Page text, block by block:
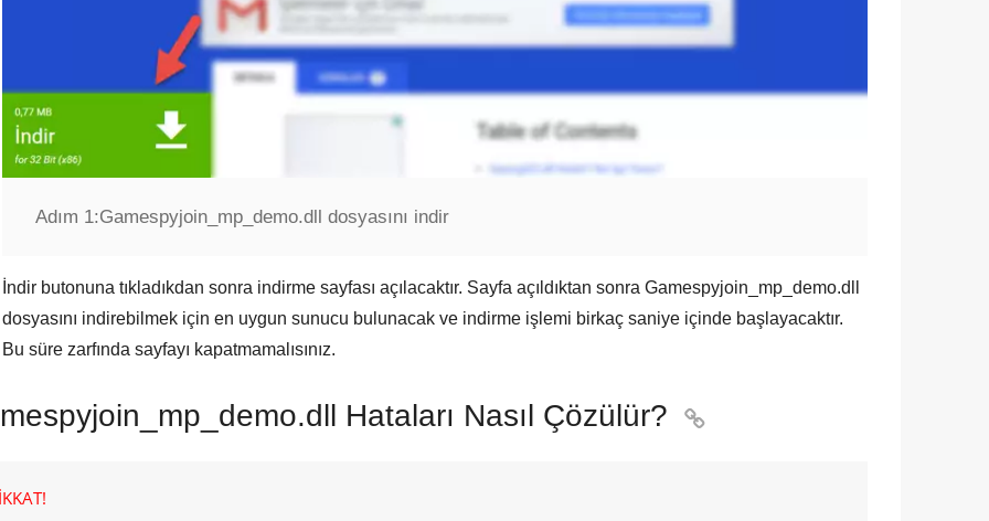
Adım 1:Gamespyjoin_mp_demo.dll dosyasını indir
İndir butonuna tıkladıkdan sonra indirme sayfası açılacaktır. Sayfa açıldıktan sonra Gamespyjoin_mp_demo.dll
dosyasını indirebilmek için en uygun sunucu bulunacak ve indirme işlemi birkaç saniye içinde başlayacaktır.
Bu süre zarfında sayfayı kapatmamalısınız.
Hataları Nasıl Çözülür? 